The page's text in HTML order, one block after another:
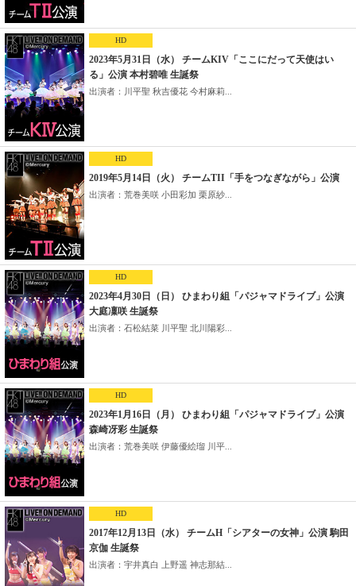
HD
2023年5月31日（水） チームKIV「ここにだって天使はい
る」公演 本村碧唯 生誕祭
出演者：川平聖 秋吉優花 今村麻莉...
HD
2019年5月14日（火） チームTII「手をつなぎながら」公演
出演者：荒巻美咲 小田彩加 栗原紗...
HD
2023年4月30日（日） ひまわり組「パジャマドライブ」公演
大庭凜咲 生誕祭
出演者：石松結菜 川平聖 北川陽彩...
HD
2023年1月16日（月） ひまわり組「パジャマドライブ」公演
森崎冴彩 生誕祭
出演者：荒巻美咲 伊藤優絵瑠 川平...
HD
2017年12月13日（水） チームH「シアターの女神」公演 駒田
京伽 生誕祭
出演者：宇井真白 上野遥 神志那結...